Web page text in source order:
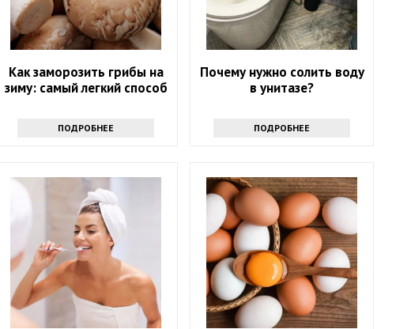
Как заморозить грибы на
зиму: самый легкий способ
ПОДРОБНЕЕ
Почему нужно солить воду
в унитазе?
ПОДРОБНЕЕ